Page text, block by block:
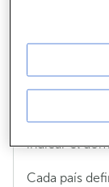
¿Por qué
dirección
de dinero a
Siguiendo las
2015/847, en
algunos
como Reino
indicar el
Cada país